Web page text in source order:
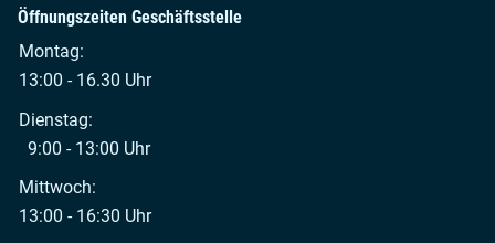
Öffnungszeiten Geschäftsstelle
Montag:
13:00 - 16.30 Uhr
Dienstag:
9:00 - 13:00 Uhr
Mittwoch:
13:00 - 16:30 Uhr